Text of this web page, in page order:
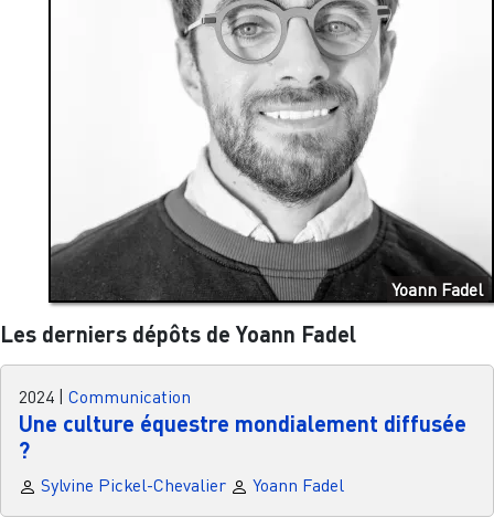
Yoann Fadel
Les derniers dépôts de Yoann Fadel
2024 Communication
Une culture équestre mondialement diffusée
?
Sylvine Pickel-Chevalier Yoann Fadel